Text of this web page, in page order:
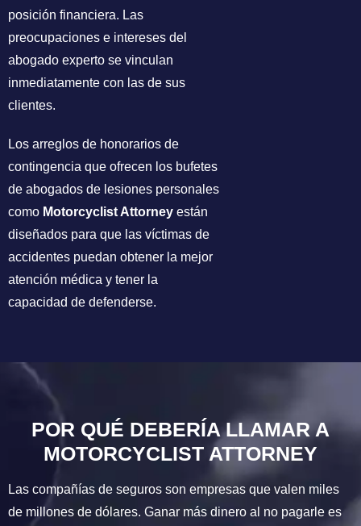
posición financiera. Las
preocupaciones e intereses del
abogado experto se vinculan
inmediatamente con las de sus
clientes.
Los arreglos de honorarios de
contingencia que ofrecen los bufetes
de abogados de lesiones personales
como Motorcyclist Attorney están
diseñados para que las víctimas de
accidentes puedan obtener la mejor
atención médica y tener la
capacidad de defenderse.
POR QUÉ DEBERÍA LLAMAR A
MOTORCYCLIST ATTORNEY
Las compañías de seguros son empresas que valen miles
de millones de dólares. Ganar más dinero al no pagarle es